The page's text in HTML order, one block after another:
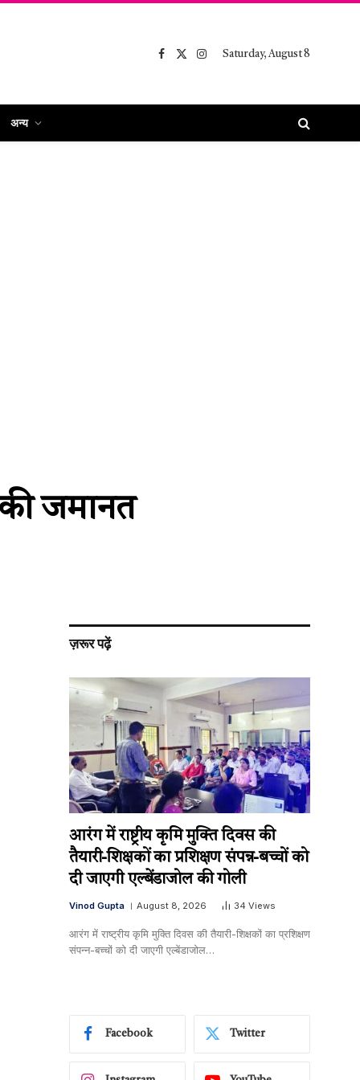
Facebook
X
Instagram
Saturday, August 8
अन्य
जमानत
ज़रूर पढ़ें
आरंग में राष्ट्रीय कृमि मुक्ति दिवस की
तैयारी-शिक्षकों का प्रशिक्षण संपन्न-बच्चों को
दी जाएगी एल्बेंडाजोल की गोली
Vinod Gupta August 8, 2026 34 Views
आरंग में राष्ट्रीय कृमि मुक्ति दिवस की तैयारी-शिक्षकों का प्रशिक्षण
संपन्न-बच्चों को दी जाएगी एल्बेंडाजोल…
Facebook Twitter